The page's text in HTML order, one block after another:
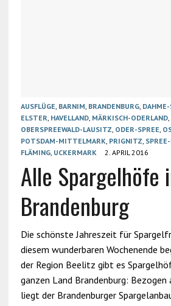
AUSFLÜGE, BARNIM, BRANDENBURG, DAHME-
ELSTER, HAVELLAND, MÄRKISCH-ODERLAND,
OBERSPREEWALD-LAUSITZ, ODER-SPREE,
POTSDAM-MITTELMARK, PRIGNITZ, SPREE-
FLÄMING, UCKERMARK 2. APRIL 2016
Alle Spargelhöfe
Brandenburg
Die schönste Jahreszeit für
diesem wunderbaren Wochenende
der Region Beelitz gibt es
ganzen Land Brandenburg: Bezogen
liegt der Brandenburger